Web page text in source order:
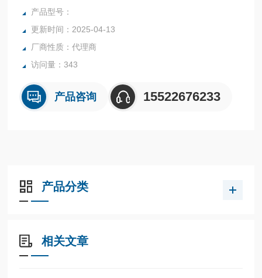
代理。
产品型号：
更新时间：2025-04-13
厂商性质：代理商
访问量：343
产品咨询 15522676233
产品分类
相关文章